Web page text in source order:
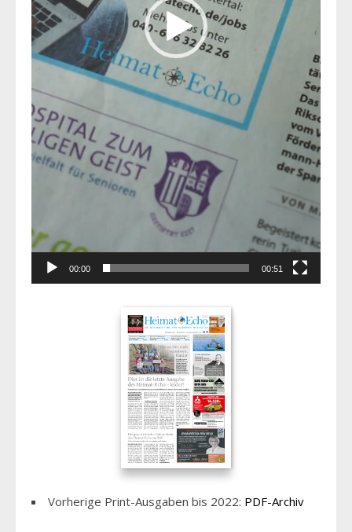
00:00 00:51
Vorherige Print-Ausgaben bis 2022: PDF-Archiv